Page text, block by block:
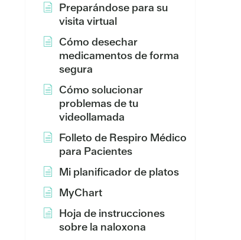
Preparándose para su
visita virtual
Cómo desechar
medicamentos de forma
segura
Cómo solucionar
problemas de tu
videollamada
Folleto de Respiro Médico
para Pacientes
Mi planificador de platos
MyChart
Hoja de instrucciones
sobre la naloxona